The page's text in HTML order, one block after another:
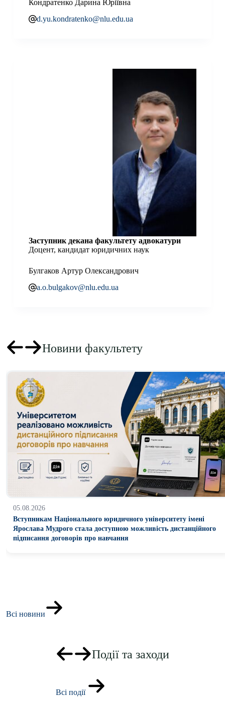
Кондратенко Дарина Юріївна
d.yu.kondratenko@nlu.edu.ua
Заступник декана факультету адвокатури
Доцент, кандидат юридичних наук
Булгаков Артур Олександрович
a.o.bulgakov@nlu.edu.ua
Новини факультету
04.08.2026
Студент факультету прокуратури Микита Гаврилов став
Всі новини
Події та заходи
Всі події